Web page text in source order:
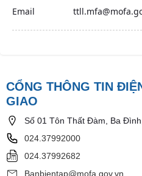
Email
CỔNG THÔNG TIN
GIAO
Số 01 Tôn Thất Đàm, Ba
024.37992000
024.37992682
Banbientap@mofa.gov.vn